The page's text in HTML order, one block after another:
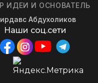
ИДЕИ И ОСНОВАТЕЛЬ
Абдухоликов
Наши соц.сети